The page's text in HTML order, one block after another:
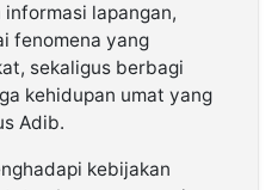
informasi lapangan,
fenomena yang
sekaligus berbagi
kehidupan umat yang
Adib.
kebijakan